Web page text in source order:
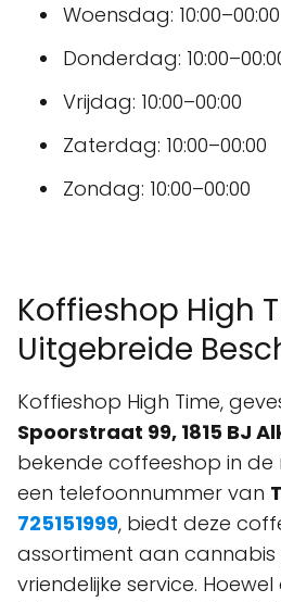
Woensdag: 10:00–00:00
Donderdag:
Vrijdag: 10:00–00:00
Zaterdag: 10:00–00:00
Zondag: 10:00–00:00
Koffieshop High
Uitgebreide
Koffieshop High Time,
Spoorstraat 99, 1815 BJ
bekende coffeeshop in de
een telefoonnummer van
725151999, biedt deze
assortiment aan
vriendelijke service.